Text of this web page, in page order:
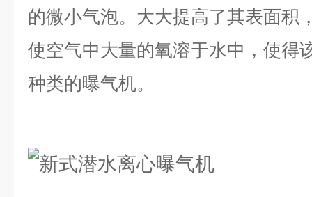
的微小气泡。大大提高了其表面积
使空气中大量的氧溶于水中，使得
种类的曝气机。